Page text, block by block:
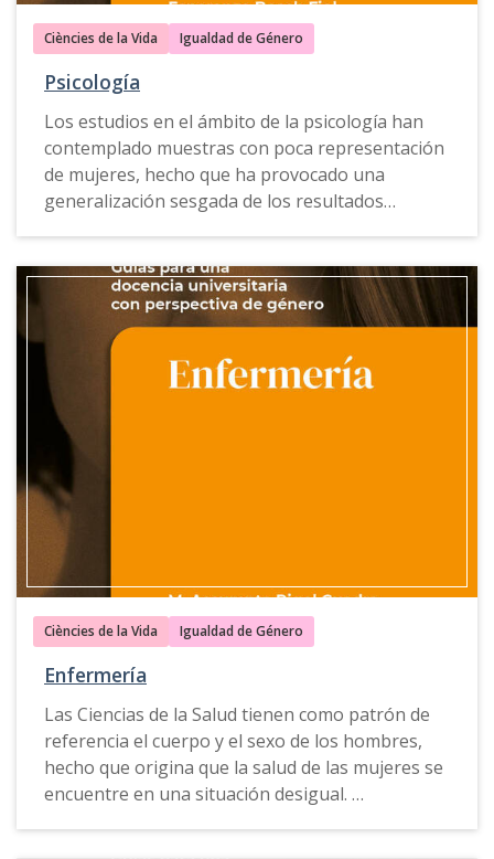
Ciències de la Vida Igualdad de Género
Psicología
Los estudios en el ámbito de la psicología han
contemplado muestras con poca representación
de mujeres, hecho que ha provocado una
generalización sesgada de los resultados
largo de los años para justificar la inferioridad de
las mujeres.
La Guía para una docencia universitaria con
perspectiva de género de Psicologíaofrece
propuestas, ejemplos de buenas prácticas,
recursos docentes y herramientas de consulta
que permiten comprender la complejidad social,
cultural y política del mundo actual.
inglés
Ciències de la Vida Igualdad de Género
Enfermería
Las Ciencias de la Salud tienen como patrón de
referencia el cuerpo y el sexo de los hombres,
hecho que origina que la salud de las mujeres se
encuentre en una situación desigual.